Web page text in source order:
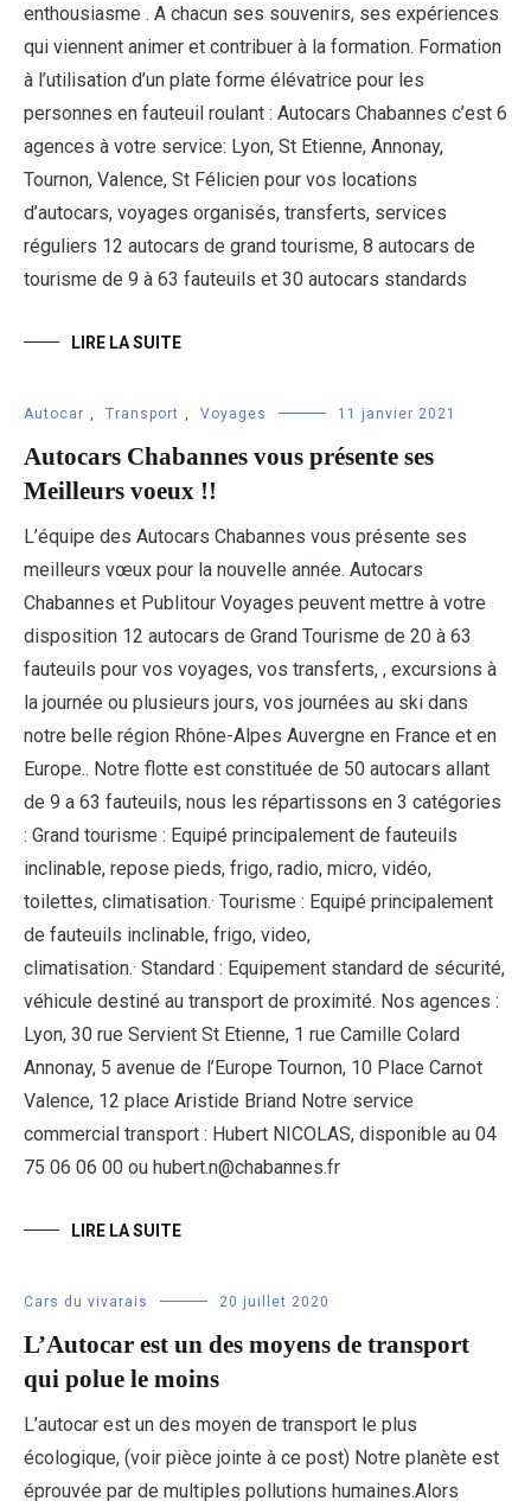
enthousiasme . A chacun ses souvenirs, ses expériences
qui viennent animer et contribuer à la formation. Formation
à l’utilisation d’un plate forme élévatrice pour les
personnes en fauteuil roulant : Autocars Chabannes c’est 6
agences à votre service: Lyon, St Etienne, Annonay,
Tournon, Valence, St Félicien pour vos locations
d’autocars, voyages organisés, transferts, services
réguliers 12 autocars de grand tourisme, 8 autocars de
tourisme de 9 à 63 fauteuils et 30 autocars standards
LIRE LA SUITE
Autocar Transport Voyages 11 janvier 2021
Autocars Chabannes vous présente ses
Meilleurs voeux !!
L’équipe des Autocars Chabannes vous présente ses
meilleurs vœux pour la nouvelle année. Autocars
Chabannes et Publitour Voyages peuvent mettre à votre
disposition 12 autocars de Grand Tourisme de 20 à 63
fauteuils pour vos voyages, vos transferts, , excursions à
la journée ou plusieurs jours, vos journées au ski dans
notre belle région Rhône-Alpes Auvergne en France et en
Europe.. Notre flotte est constituée de 50 autocars allant
de 9 a 63 fauteuils, nous les répartissons en 3 catégories
: Grand tourisme : Equipé principalement de fauteuils
inclinable, repose pieds, frigo, radio, micro, vidéo,
toilettes, climatisation.· Tourisme : Equipé principalement
de fauteuils inclinable, frigo, video,
climatisation.· Standard : Equipement standard de sécurité,
véhicule destiné au transport de proximité. Nos agences :
Lyon, 30 rue Servient St Etienne, 1 rue Camille Colard
Annonay, 5 avenue de l’Europe Tournon, 10 Place Carnot
Valence, 12 place Aristide Briand Notre service
commercial transport : Hubert NICOLAS, disponible au 04
75 06 06 00 ou hubert.n@chabannes.fr
LIRE LA SUITE
Cars du vivarais 20 juillet 2020
L’Autocar est un des moyens de transport
qui polue le moins
L’autocar est un des moyen de transport le plus
écologique, (voir pièce jointe à ce post) Notre planète est
éprouvée par de multiples pollutions humaines.Alors